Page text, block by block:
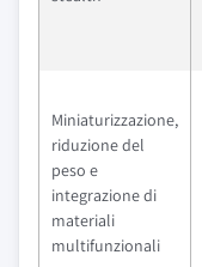
Miniaturizzazione,
riduzione del
peso e
integrazione di
materiali
multifunzionali